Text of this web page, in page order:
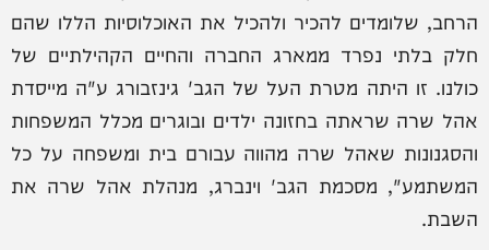
הרחב, שלומדים להכיר ולהכיל את האוכלוסיות הללו שהם
חלק בלתי נפרד ממארג החברה והחיים הקהילתיים של
כולנו. זו היתה מטרת העל של הגב' גינזבורג ע"ה מייסדת
אהל שרה שראתה בחזונה ילדים ובוגרים מכלל המשפחות
והסגנונות שאהל שרה מהווה עבורם בית ומשפחה על כל
המשתמע", מסכמת הגב' וינברג, מנהלת אהל שרה את
השבת.